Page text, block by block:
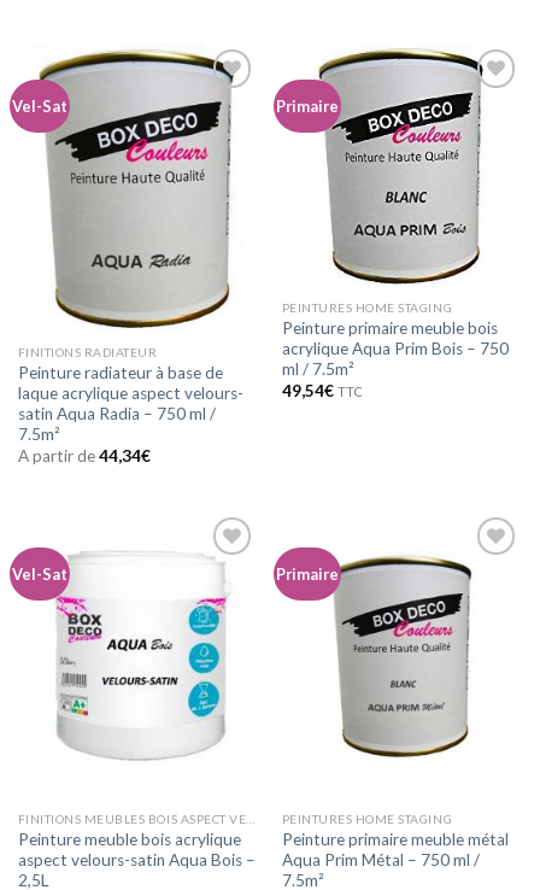
Vel-Sat
Ajouter
à la
wishlist
FINITIONS RADIATEUR
Peinture radiateur à base de
laque acrylique aspect velours-
satin Aqua Radia – 750 ml /
7.5m²
A partir de44,34€
Primaire
Ajouter
wishlist
PEINTURES HOME STAGING
Peinture primaire meuble bois
acrylique Aqua Prim Bois – 750
ml / 7.5m²
49,54€ TTC
Vel-Sat
Ajouter
à la
wishlist
Peinture meuble bois acrylique
aspect velours-satin Aqua Bois –
2,5L
Primaire
Ajouter
wishlist
PEINTURES HOME STAGING
Peinture primaire meuble métal
Aqua Prim Métal – 750 ml /
7.5m²